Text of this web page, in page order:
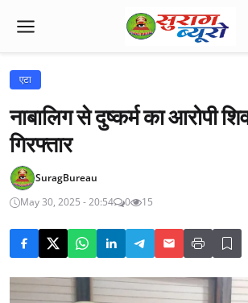
एटा
नाबालिग से दुष्कर्म का आरोपी
गिरफ्तार
SuragBureau
May 30, 2025 - 20:54
0 15